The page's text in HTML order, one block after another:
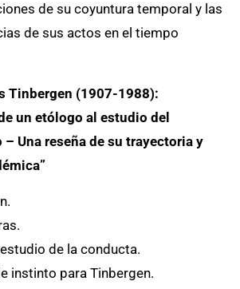
de su coyuntura temporal y las
de sus actos en el tiempo
Tinbergen (1907-1988):
un etólogo al estudio del
Una reseña de su trayectoria y
de la conducta.
instinto para Tinbergen.